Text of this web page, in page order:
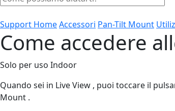
Support HomeAccessori Pan-Tilt Mount
Come accedere
Solo per uso Indoor
Quando sei in Live View , puoi toccare il
Mount .